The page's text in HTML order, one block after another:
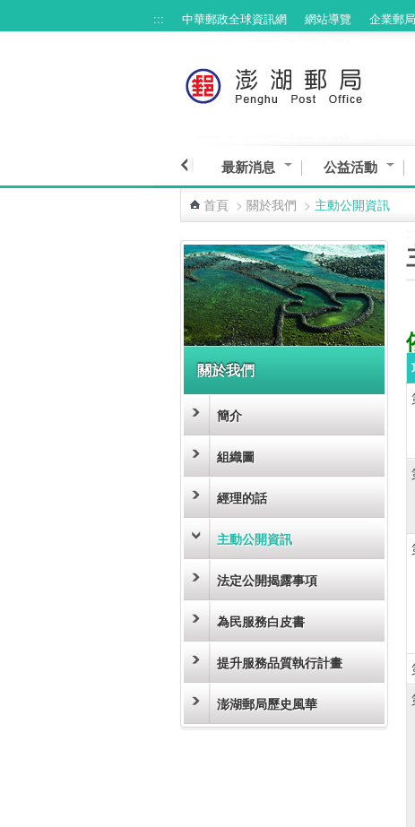
::: 中華郵政全球資訊網 網站導覽 企業郵局
最新消息 公益活動
首頁 > 關於我們 > 主動公開資訊
關於我們
簡介
組織圖
經理的話
主動公開資訊
法定公開揭露事項
為民服務白皮書
提升服務品質執行計畫
澎湖郵局歷史風華